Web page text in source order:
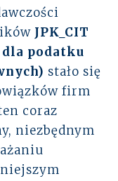
JPK_CIT
podatku
stało się
firm
coraz
niezbędnym